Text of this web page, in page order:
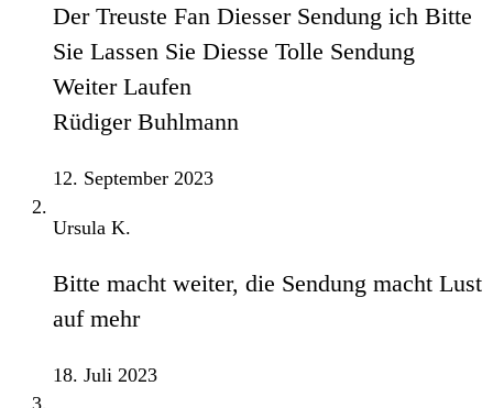
Der Treuste Fan Diesser Sendung ich Bitte
Sie Lassen Sie Diesse Tolle Sendung
Weiter Laufen
Rüdiger Buhlmann
12. September 2023
Ursula K.
Bitte macht weiter, die Sendung macht Lust
auf mehr
18. Juli 2023